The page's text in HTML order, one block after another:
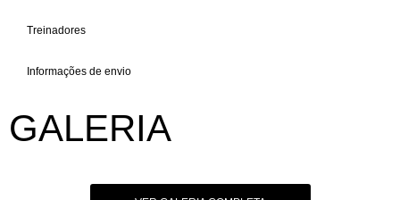
Treinadores
Informações de envio
GALERIA